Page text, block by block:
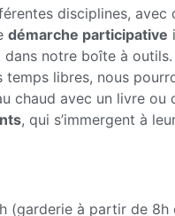
disciplines,
démarche participative
notre boîte à
temps libres, nous
chaud avec un livre ou
, qui s’immergent à
(garderie à partir de 8h